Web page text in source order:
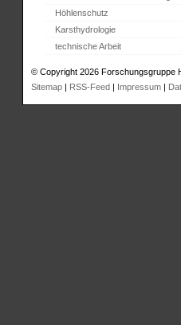
Höhlenschutz
Karsthydrologie
technische Arbeit
© Copyright 2026 Forschungsgruppe
Sitemap | RSS-Feed | Impressum |